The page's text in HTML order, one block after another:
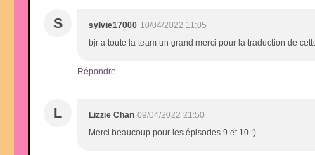
S sylvie17000 10/04/2022 11:05
bjr a toute la team un grand merci pour la traduction de
Répondre
L Lizzie Chan 09/04/2022 21:50
Merci beaucoup pour les épisodes 9 et 10 :)